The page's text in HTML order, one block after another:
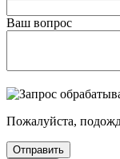
Ваш вопрос
Пожалуйста,
Отправить